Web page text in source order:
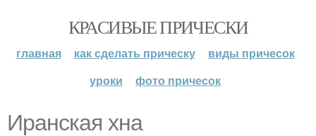
КРАСИВЫЕ ПРИЧЕСКИ
главная как сделать прическу
виды причесок
уроки
фото причесок
Иранская хна